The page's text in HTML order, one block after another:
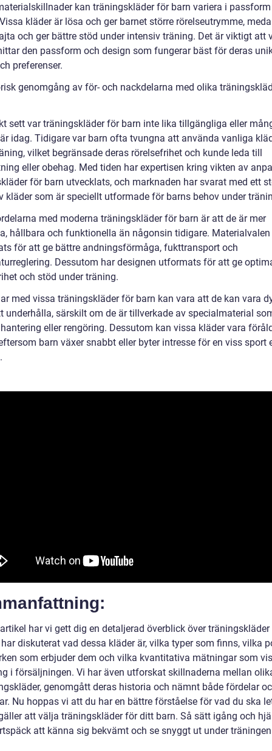
kan träningskläder för barn variera i
kläder är lösa och ger barnet större rörelseutrymme,
och ger bättre stöd under intensiv träning. Det är viktigt att
den passform och design som fungerar bäst för deras
preferenser.
genomgång av för- och nackdelarna med olika
sett var träningskläder för barn inte lika tillgängliga eller
idag. Tidigare var barn ofta tvungna att använda vanliga
vilket begränsade deras rörelsefrihet och kunde leda till
eller obehag. Med tiden har expertisen kring vikten av
för barn utvecklats, och marknaden har svarat med ett
kläder som är speciellt utformade för barns behov under
med moderna träningskläder för barn är att de är mer
hållbara och funktionella än någonsin tidigare. Materialvalen
för att ge bättre andningsförmåga, fukttransport och
Dessutom har designen utformats för att ge
och stöd under träning.
med vissa träningskläder för barn kan vara att de kan vara
underhålla, särskilt om de är tillverkade av specialmaterial
eller rengöring. Dessutom kan vissa kläder vara
barn växer snabbt eller byter intresse för en viss sport
har vi gett dig en detaljerad överblick över
diskuterat vad dessa kläder är, vilka typer som finns, vilka
som erbjuder dem och vilka kvantitativa mätningar som
i försäljningen. Vi har även utforskat skillnaderna mellan
genomgått deras historia och nämnt både fördelar
Nu hoppas vi att du har en bättre förståelse för vad du ska
att välja träningskläder för ditt barn. Så sätt igång och
att känna sig bekvämt och se snyggt ut under